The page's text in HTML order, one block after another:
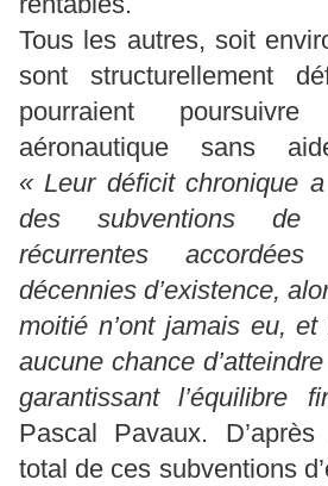
Tous les autres, soit
sont structurellement
pourraient
aéronautique sans
« Leur déficit chronique
des subventions de
récurrentes
décennies d’existence,
moitié n’ont jamais eu, et
aucune chance
garantissant l’équilibre
Pascal Pavaux.
total de ces subventions